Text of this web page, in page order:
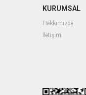
KURUMSAL
Hakkımızda
İletişim